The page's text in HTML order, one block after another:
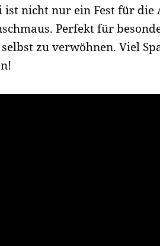
ist nicht nur ein Fest für die
Perfekt für
zu verwöhnen. Viel